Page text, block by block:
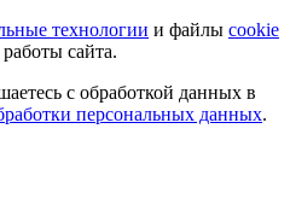
технологии и файлы cookie
сайта.
с обработкой данных в
персональных данных.